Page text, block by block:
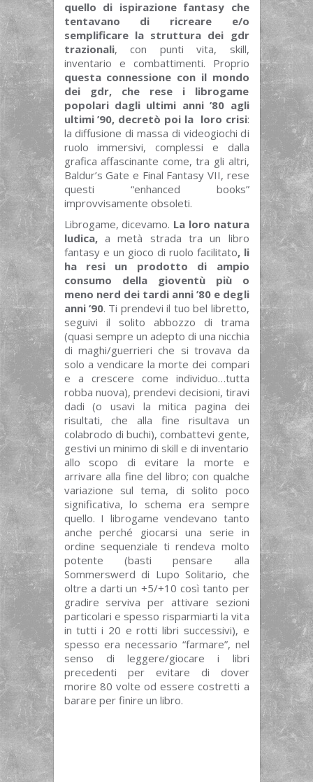
quello di ispirazione fantasy che
tentavano di ricreare e/o
semplificare la struttura dei gdr
trazionali, con punti vita, skill,
inventario e combattimenti. Proprio
questa connessione con il mondo
dei gdr, che rese i librogame
popolari dagli ultimi anni ’80 agli
ultimi ’90, decretò poi la loro crisi:
la diffusione di massa di videogiochi di
ruolo immersivi, complessi e dalla
grafica affascinante come, tra gli altri,
Baldur’s Gate e Final Fantasy VII, rese
questi “enhanced books”
improvvisamente obsoleti.
Librogame, dicevamo. La loro natura
ludica, a metà strada tra un libro
fantasy e un gioco di ruolo facilitato, li
ha resi un prodotto di ampio
consumo della gioventù più o
meno nerd dei tardi anni ’80 e degli
anni ’90. Ti prendevi il tuo bel libretto,
seguivi il solito abbozzo di trama
(quasi sempre un adepto di una nicchia
di maghi/guerrieri che si trovava da
solo a vendicare la morte dei compari
e a crescere come individuo…tutta
robba nuova), prendevi decisioni, tiravi
dadi (o usavi la mitica pagina dei
risultati, che alla fine risultava un
colabrodo di buchi), combattevi gente,
gestivi un minimo di skill e di inventario
allo scopo di evitare la morte e
arrivare alla fine del libro; con qualche
variazione sul tema, di solito poco
significativa, lo schema era sempre
quello. I librogame vendevano tanto
anche perché giocarsi una serie in
ordine sequenziale ti rendeva molto
potente (basti pensare alla
Sommerswerd di Lupo Solitario, che
oltre a darti un +5/+10 così tanto per
gradire serviva per attivare sezioni
particolari e spesso risparmiarti la vita
in tutti i 20 e rotti libri successivi), e
spesso era necessario “farmare”, nel
senso di leggere/giocare i libri
precedenti per evitare di dover
morire 80 volte od essere costretti a
barare per finire un libro.